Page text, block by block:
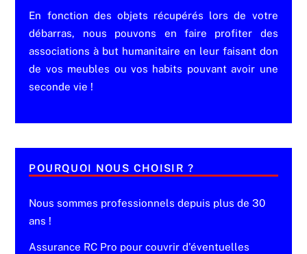
En fonction des objets récupérés lors de votre
débarras, nous pouvons en faire profiter des
associations à but humanitaire en leur faisant don
de vos meubles ou vos habits pouvant avoir une
seconde vie !
POURQUOI NOUS CHOISIR ?
Nous sommes professionnels depuis plus de 30
ans !
Assurance RC Pro pour couvrir d'éventuelles